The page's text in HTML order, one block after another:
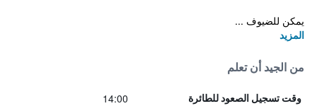
يمكن للضيوف ...
المزيد
من الجيد أن تعلم
وقت تسجيل الصعود للطائرة 14:00